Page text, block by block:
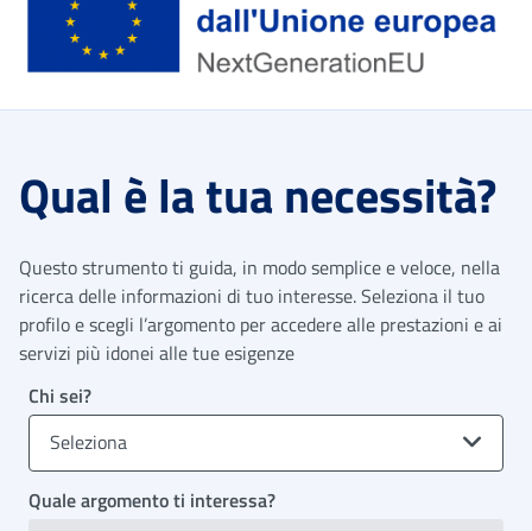
Qual è la tua necessità?
Questo strumento ti guida, in modo semplice e veloce, nella
ricerca delle informazioni di tuo interesse. Seleziona il tuo
profilo e scegli l’argomento per accedere alle prestazioni e ai
servizi più idonei alle tue esigenze
Chi sei?
Seleziona
Quale argomento ti interessa?